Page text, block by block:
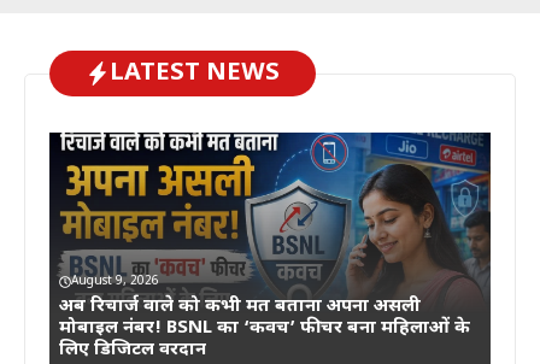
LATEST NEWS
August 9, 2026
अब रिचार्ज वाले को कभी मत बताना अपना असली
मोबाइल नंबर! BSNL का ‘कवच’ फीचर बना महिलाओं के
लिए डिजिटल वरदान